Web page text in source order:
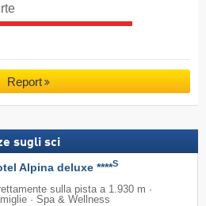
Report
sugli sci
Alpina deluxe ****S
sulla pista a 1.930 m ·
· Spa & Wellness